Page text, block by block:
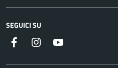
SEGUICI SU
InstagramYouTube